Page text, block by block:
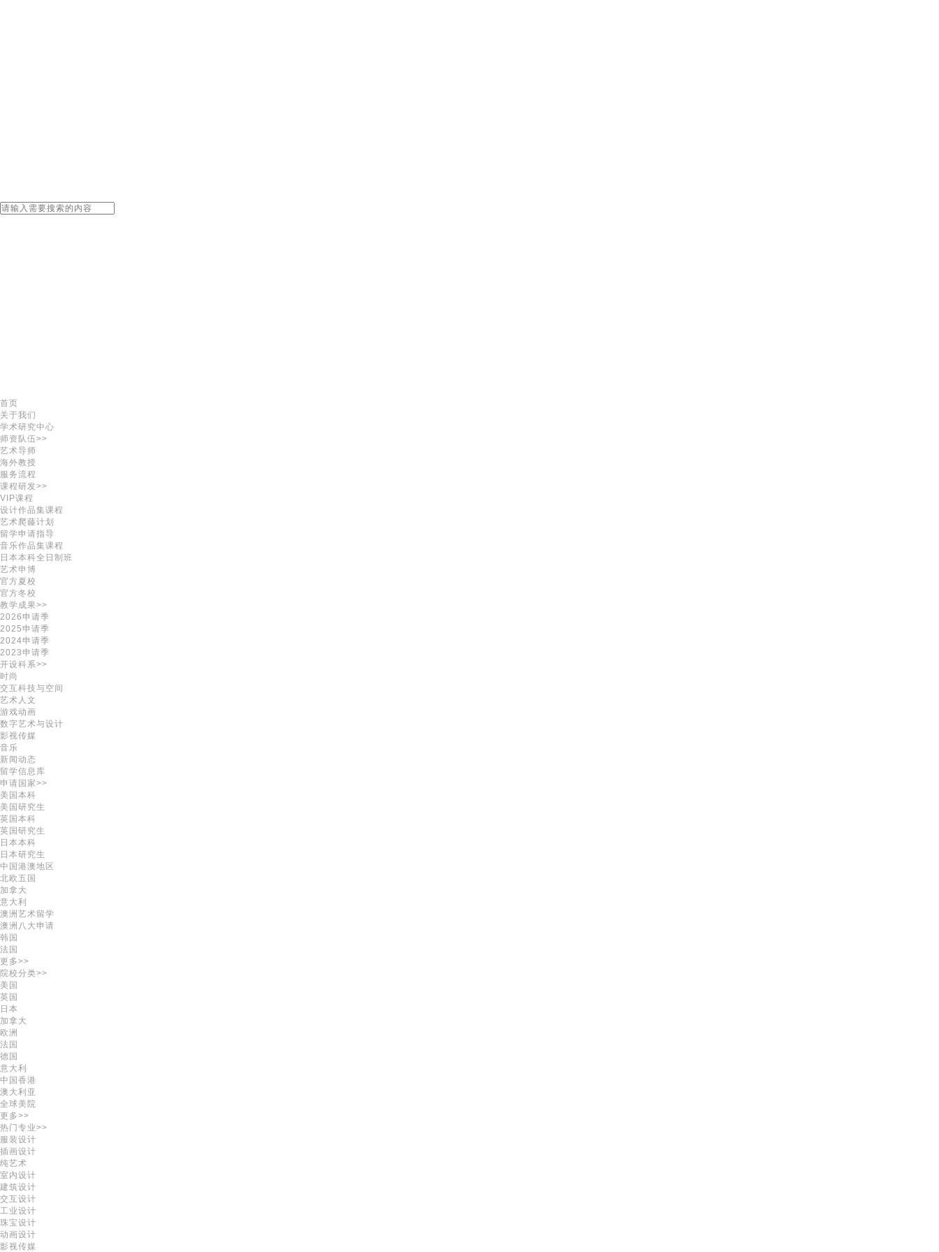
首页
关于我们
学术研究中心
师资队伍>>
艺术导师
海外教授
服务流程
课程研发>>
VIP课程
设计作品集课程
艺术爬藤计划
留学申请指导
音乐作品集课程
日本本科全日制班
艺术申博
官方夏校
官方冬校
教学成果>>
2026申请季
2025申请季
2024申请季
2023申请季
开设科系>>
时尚
交互科技与空间
艺术人文
游戏动画
数字艺术与设计
影视传媒
音乐
新闻动态
留学信息库
申请国家>>
美国本科
美国研究生
英国本科
英国研究生
日本本科
日本研究生
中国港澳地区
北欧五国
加拿大
意大利
澳洲艺术留学
澳洲八大申请
韩国
法国
更多>>
院校分类>>
美国
英国
日本
加拿大
欧洲
法国
德国
意大利
中国香港
澳大利亚
全球美院
更多>>
热门专业>>
服装设计
插画设计
纯艺术
室内设计
建筑设计
交互设计
工业设计
珠宝设计
动画设计
影视传媒